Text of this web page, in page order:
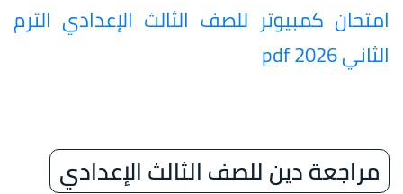
امتحان كمبيوتر للصف الثالث الإعدادي الترم
الثاني 2026 pdf
مراجعة دين للصف الثالث الإعدادي